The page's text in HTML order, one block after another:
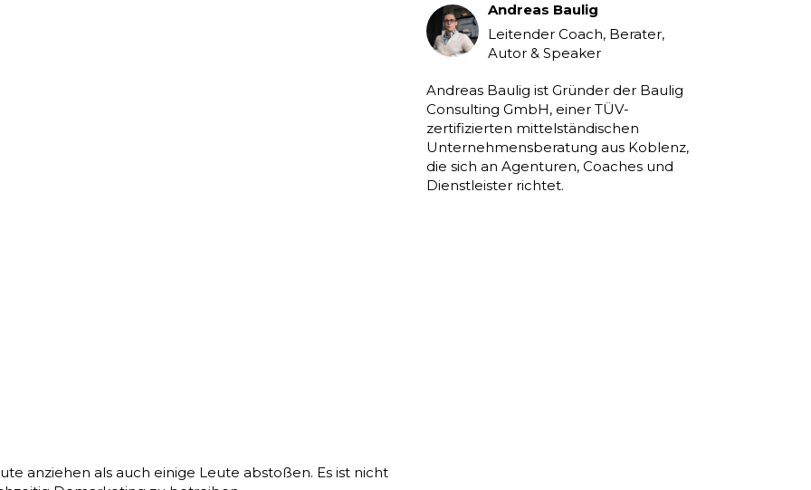
Andreas Baulig
Leitender Coach, Berater,
Autor & Speaker
Andreas Baulig ist Gründer der Baulig
Consulting GmbH, einer TÜV-
zertifizierten mittelständischen
Unternehmensberatung aus Koblenz,
die sich an Agenturen, Coaches und
Dienstleister richtet.
anziehen als auch einige Leute abstoßen. Es ist nicht